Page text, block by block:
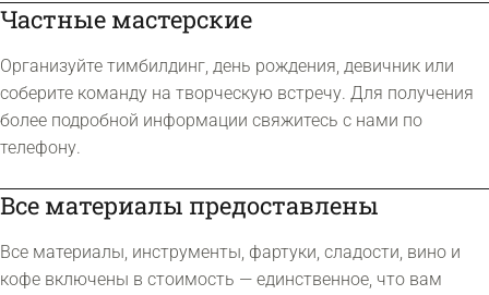
Частные мастерские
Организуйте тимбилдинг, день рождения, девичник или
соберите команду на творческую встречу. Для получения
более подробной информации свяжитесь с нами по
телефону.
Все материалы предоставлены
Все материалы, инструменты, фартуки, сладости, вино и
кофе включены в стоимость — единственное, что вам